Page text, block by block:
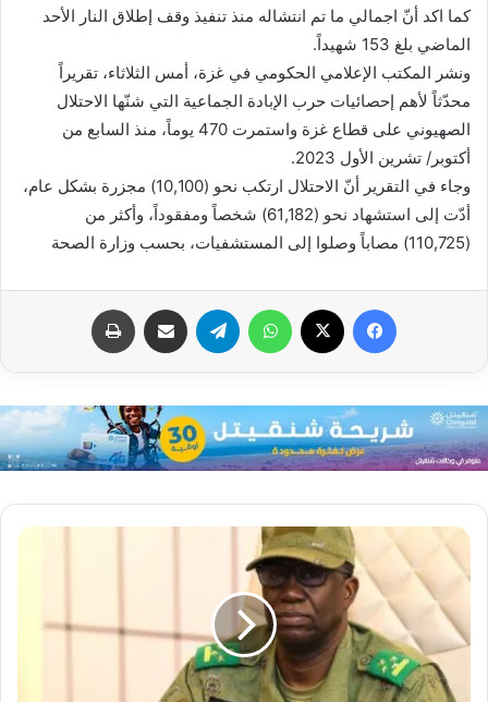
كما اكد أنّ اجمالي ما تم انتشاله منذ تنفيذ وقف إطلاق النار الأحد
الماضي بلغ 153 شهيداً.
ونشر المكتب الإعلامي الحكومي في غزة، أمس الثلاثاء، تقريراً
محدّثاً لأهم إحصائيات حرب الإبادة الجماعية التي شنّها الاحتلال
الصهيوني على قطاع غزة واستمرت 470 يوماً، منذ السابع من
أكتوبر/ تشرين الأول 2023.
وجاء في التقرير أنّ الاحتلال ارتكب نحو (10,100) مجزرة بشكل عام،
أدّت إلى استشهاد نحو (61,182) شخصاً ومفقوداً، وأكثر من
(110,725) مصاباً وصلوا إلى المستشفيات، بحسب وزارة الصحة
فيسبوك واتساب تيلقرام مشاركة عبر البريد